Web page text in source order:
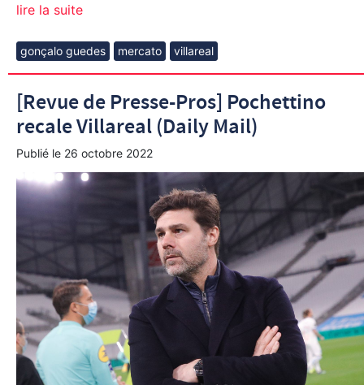
lire la suite
gonçalo guedes mercato villareal
[Revue de Presse-Pros] Pochettino
recale Villareal (Daily Mail)
Publié le 26 octobre 2022